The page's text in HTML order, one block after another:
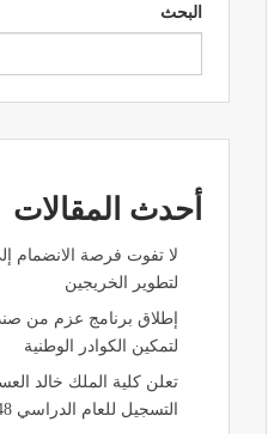
البحث
أحدث المقالات
لا تفوت فرصة الانضمام
لتطوير الخريجين
إطلاق برنامج عزم من
لتمكين الكوادر الوطنية
تعلن كلية الملك خالد
التسجيل للعام الدراسي 1448هـ